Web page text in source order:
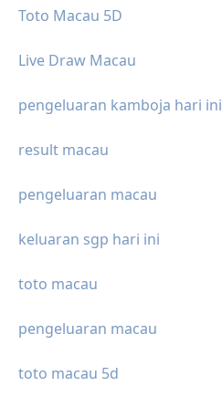
Toto Macau 5D
Live Draw Macau
pengeluaran kamboja hari ini
result macau
pengeluaran macau
keluaran sgp hari ini
toto macau
pengeluaran macau
toto macau 5d